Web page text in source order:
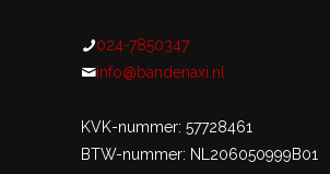
024-7850347
info@bandenaxi.nl
KVK-nummer: 57728461
BTW-nummer: NL206050999B01